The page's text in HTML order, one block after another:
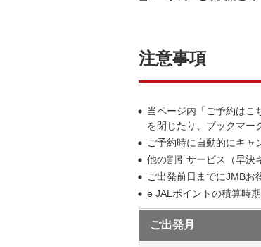
注意事項
当ページ内「ご予約はこ
を閉じたり、ブックマー
ご予約時に自動的にキャ
他の割引サービス（早決
ご出発前日までにJMBお
e JALポイントの積算時
ご出発月